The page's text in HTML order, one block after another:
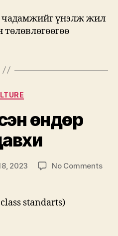
үнэлж жил
Categories
өндөр
2023 No Commentson
standarts)